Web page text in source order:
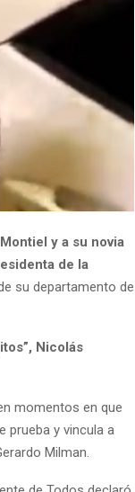
y a su novia
de la
su departamento de
Nicolás
momentos en que
prueba y vincula a
Milman.